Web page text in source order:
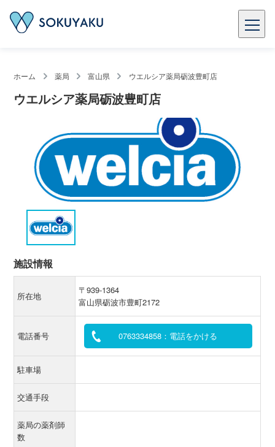
ホーム 薬局 富山県 ウエルシア薬局砺波豊町店
ウエルシア薬局砺波豊町店
施設情報
所在地
〒939-1364
富山県砺波市豊町2172
電話番号 0763334858：電話をかける
駐車場
交通手段
薬局の薬剤師
数